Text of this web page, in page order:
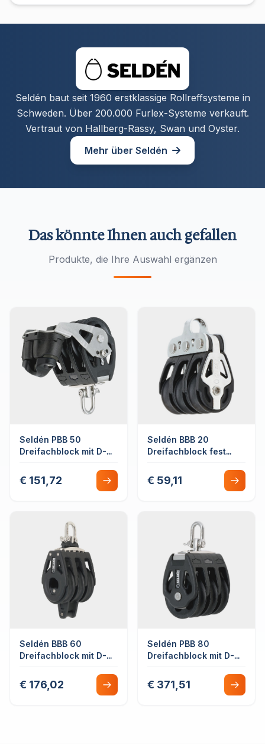
Seldén baut seit 1960 erstklassige Rollreffsysteme in
Schweden. Über 200.000 Furlex-Systeme verkauft.
Vertraut von Hallberg-Rassy, Swan und Oyster.
Mehr über Seldén
Das könnte Ihnen auch gefallen
Produkte, die Ihre Auswahl ergänzen
Seldén PBB 50
Dreifachblock mit D-
Schotklemme Drehbar
Gleitlager
€ 151,72
Seldén BBB 20
Dreifachblock fest
€ 59,11
Seldén BBB 60
Dreifachblock mit D-
mit Hundsfott
€ 176,02
Seldén PBB 80
Dreifachblock mit D-
Gleitlager
€ 371,51